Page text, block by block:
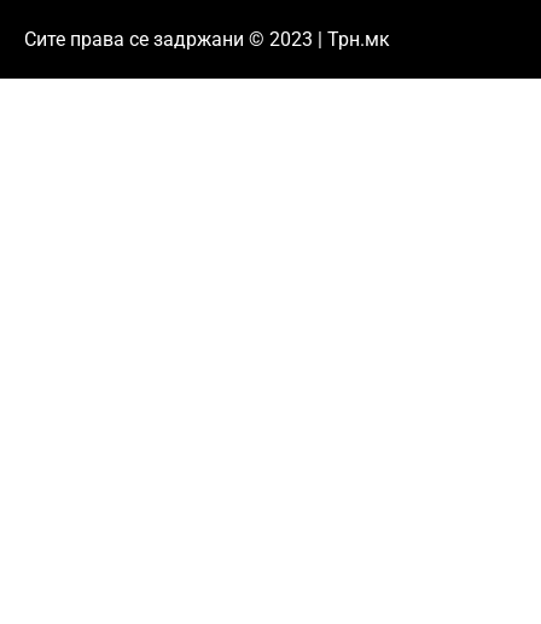
Сите права се задржани © 2023 | Трн.мк